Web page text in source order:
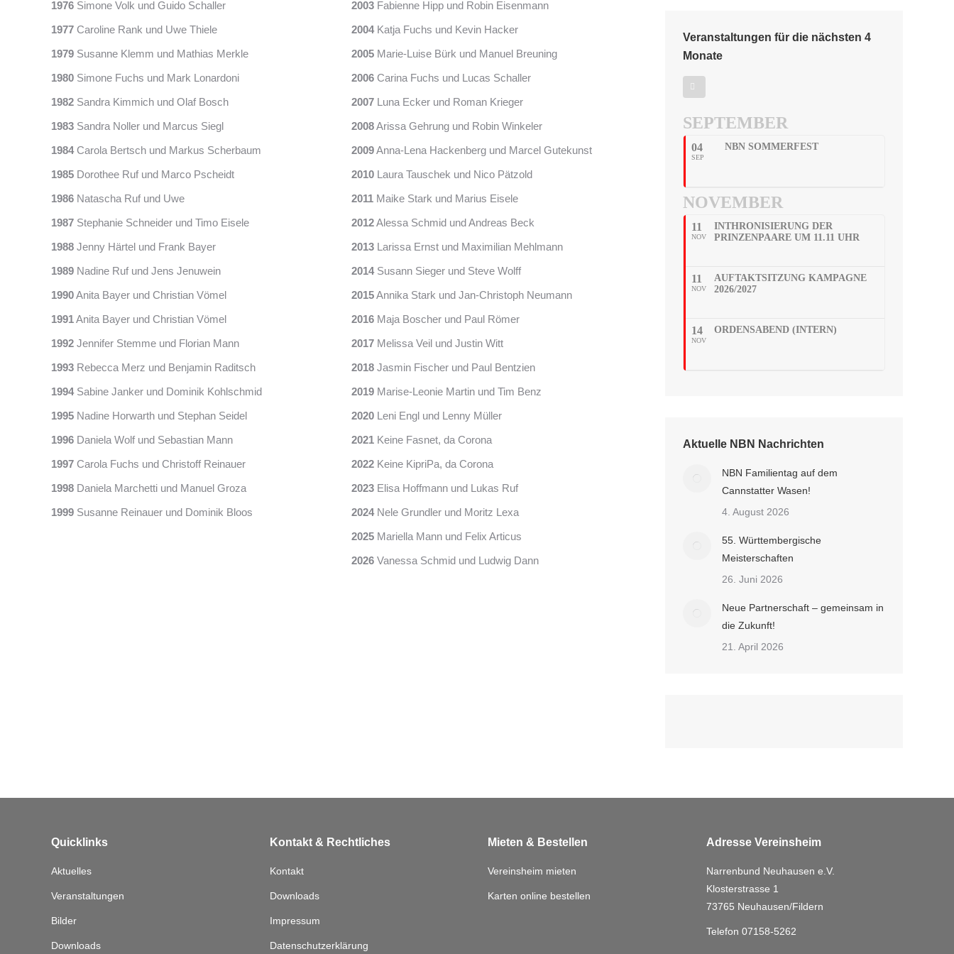
1976 Simone Volk und Guido Schaller
1977 Caroline Rank und Uwe Thiele
1979 Susanne Klemm und Mathias Merkle
1980 Simone Fuchs und Mark Lonardoni
1982 Sandra Kimmich und Olaf Bosch
1983 Sandra Noller und Marcus Siegl
1984Carola Bertsch und Markus Scherbaum
1985 Dorothee Ruf und Marco Pscheidt
1986 Natascha Ruf und Uwe
1987 Stephanie Schneider und Timo Eisele
1988 Jenny Härtel und Frank Bayer
1989 Nadine Ruf und Jens Jenuwein
1990Anita Bayer und Christian Vömel
1991Anita Bayer und Christian Vömel
1992 Jennifer Stemme und Florian Mann
1993 Rebecca Merz und Benjamin Raditsch
1994Sabine Janker und Dominik Kohlschmid
1995 Nadine Horwarth und Stephan Seidel
1996 Daniela Wolf und Sebastian Mann
1997 Carola Fuchs und Christoff Reinauer
1998 Daniela Marchetti und Manuel Groza
1999 Susanne Reinauer und Dominik Bloos
2003Fabienne Hipp und Robin Eisenmann
2004Katja Fuchs und Kevin Hacker
2005Marie-Luise Bürk und Manuel Breuning
2006Carina Fuchs und Lucas Schaller
2007Luna Ecker und Roman Krieger
2008Arissa Gehrung und Robin Winkeler
2009Anna-Lena Hackenberg und Marcel Gutekunst
2010Laura Tauschek und Nico Pätzold
2011Maike Stark und Marius Eisele
2012Alessa Schmid und Andreas Beck
2013Larissa Ernst und Maximilian Mehlmann
2014Susann Sieger und Steve Wolff
2015Annika Stark und Jan-Christoph Neumann
2016Maja Boscher und Paul Römer
2017Melissa Veil und Justin Witt
2018Jasmin Fischer und Paul Bentzien
2019Marise-Leonie Martin und Tim Benz
2020Leni Engl und Lenny Müller
2021Keine Fasnet, da Corona
2022Keine KipriPa, da Corona
2023Elisa Hoffmann und Lukas Ruf
2024Nele Grundler und Moritz Lexa
2025Mariella Mann und Felix Articus
2026Vanessa Schmid und Ludwig Dann
Veranstaltungen für die nächsten 4
Monate
SEPTEMBER
04
SEP
NBN SOMMERFEST
NOVEMBER
11
NOV
INTHRONISIERUNG DER
PRINZENPAARE UM 11.11 UHR
11
NOV
AUFTAKTSITZUNG KAMPAGNE
2026/2027
14
NOV
ORDENSABEND (INTERN)
Aktuelle NBN Nachrichten
NBN Familientag auf dem
Cannstatter Wasen!
4. August 2026
55. Württembergische
Meisterschaften
26. Juni 2026
Neue Partnerschaft – gemeinsam in
die Zukunft!
21. April 2026
Quicklinks
Aktuelles
Veranstaltungen
Bilder
Downloads
Kontakt & Rechtliches
Kontakt
Downloads
Impressum
Datenschutzerklärung
Mieten & Bestellen
Vereinsheim mieten
Karten online bestellen
Adresse Vereinsheim
Narrenbund Neuhausen e.V.
Klosterstrasse 1
73765 Neuhausen/Fildern
Telefon 07158-5262